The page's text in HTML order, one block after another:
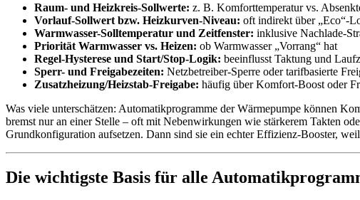
Raum- und Heizkreis-Sollwerte: z. B. Komforttemperatur vs.
Vorlauf-Sollwert bzw. Heizkurven-Niveau: oft indirekt über „Eco“-
Warmwasser-Solltemperatur und Zeitfenster: inklusive Nachlade-
Priorität Warmwasser vs. Heizen: ob Warmwasser „Vorrang“ hat
Regel-Hysterese und Start/Stop-Logik: beeinflusst Taktung und
Sperr- und Freigabezeiten: Netzbetreiber-Sperre oder tarifbasierte
Zusatzheizung/Heizstab-Freigabe: häufig über Komfort-Boost oder
Was viele unterschätzen: Automatikprogramme der Wärmepumpe können
bremst nur an einer Stelle – oft mit Nebenwirkungen wie stärkerem Takten
Grundkonfiguration aufsetzen. Dann sind sie ein echter Effizienz-Booster,
Die wichtigste Basis für alle